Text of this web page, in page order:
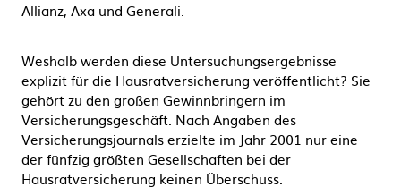
Allianz, Axa und Generali.
Weshalb werden diese Untersuchungsergebnisse
explizit für die Hausratversicherung veröffentlicht? Sie
gehört zu den großen Gewinnbringern im
Versicherungsgeschäft. Nach Angaben des
Versicherungsjournals erzielte im Jahr 2001 nur eine
der fünfzig größten Gesellschaften bei der
Hausratversicherung keinen Überschuss.